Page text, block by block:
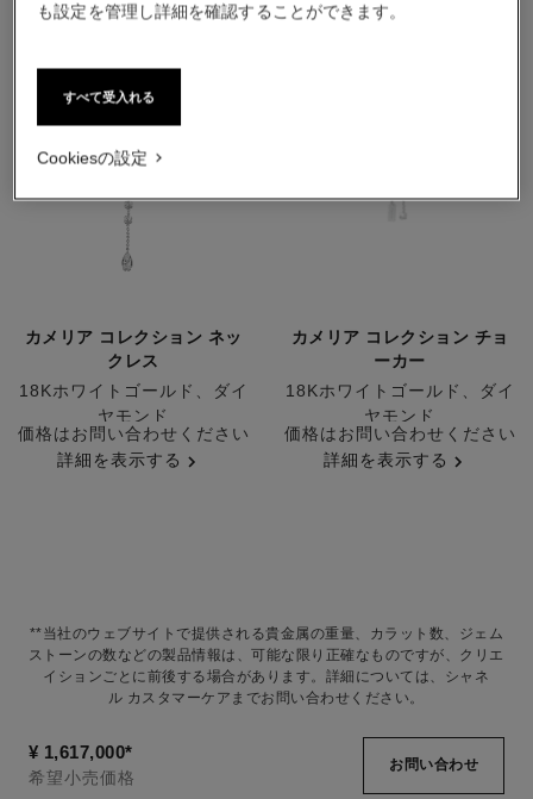
カメリア コレクション ネッ
クレス
18Kホワイトゴールド、ダイ
ヤモンド
参照番号J12058
価格はお問い合わせください
詳細を表示する
カメリア コレクション チョ
ーカー
18Kホワイトゴールド、ダイ
ヤモンド
参照番号J12063
価格はお問い合わせください
詳細を表示する
**当社のウェブサイトで提供される貴金属の重量、カラット数、ジェム
ストーンの数などの製品情報は、可能な限り正確なものですが、クリエ
イションごとに前後する場合があります。詳細については、シャネ
ル カスタマーケアまでお問い合わせください。
¥ 1,617,000*
希望小売価格
お問い合わせ
も設定を管理し詳細を確認することができます。
すべて受入れる
Cookiesの設定